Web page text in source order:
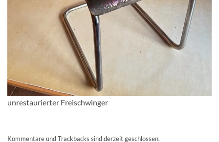
unrestaurierter Freischwinger
Kommentare und Trackbacks sind derzeit geschlossen.